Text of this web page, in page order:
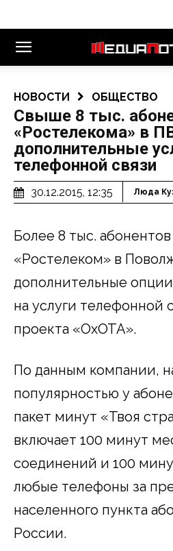
НОВОСТИ ОБЩЕСТВО
Свыше 8 тыс.
«Ростелекома» в
дополнительные
телефонной связи
30.12.2015, 12:35 Люда
Более 8 тыс.
«Ростелеком» в
дополнительные
на услуги телефонной
проекта «ОхОТА».
По данным компании,
популярностью у
пакет минут «Твоя
включает 100 минут
соединений и 100
любые телефоны за
населенного пункта
России.